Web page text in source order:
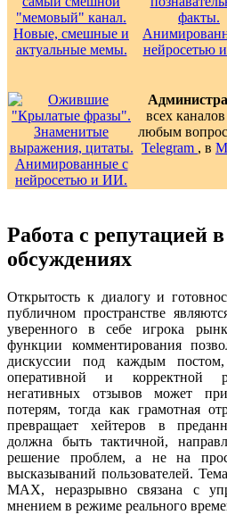
всех
любым
Telegram , в
Работа с репутацией
обсуждениях
Открытость к диалогу и
публичном пространстве
уверенного в себе игрока
функции комментирования
дискуссии под каждым
оперативной и корректной
негативных отзывов может
потерям, тогда как грамотная
превращает хейтеров в
должна быть тактичной,
решение проблем, а не на
высказываний пользователей.
MAX, неразрывно связана с
мнением в режиме реального